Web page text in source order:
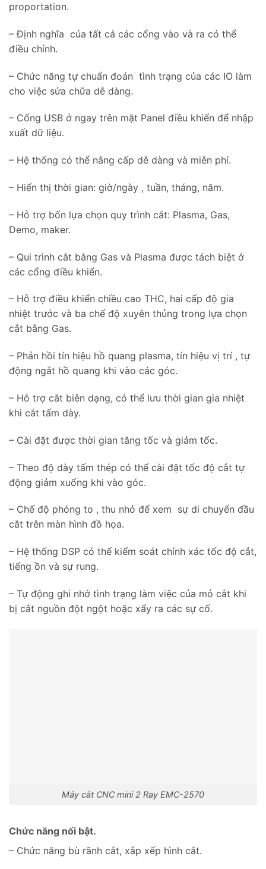
proportation.
– Định nghĩa của tất cả các cổng vào và ra có thể
điều chỉnh.
– Chức năng tự chuẩn đoán tình trạng của các IO làm
cho việc sửa chữa dễ dàng.
– Cổng USB ở ngay trên mặt Panel điều khiển để nhập
xuất dữ liệu.
– Hệ thống có thể nâng cấp dễ dàng và miễn phí.
– Hiển thị thời gian: giờ/ngày , tuần, tháng, năm.
– Hỗ trợ bốn lựa chọn quy trình cắt: Plasma, Gas,
Demo, maker.
– Qui trình cắt bằng Gas và Plasma được tách biệt ở
các cổng điều khiển.
– Hỗ trợ điều khiển chiều cao THC, hai cấp độ gia
nhiệt trước và ba chế độ xuyên thủng trong lựa chọn
cắt bằng Gas.
– Phản hồi tín hiệu hồ quang plasma, tín hiệu vị trí , tự
động ngắt hồ quang khi vào các góc.
– Hỗ trợ cắt biên dạng, có thể lưu thời gian gia nhiệt
khi cắt tấm dày.
– Cài đặt được thời gian tăng tốc và giảm tốc.
– Theo độ dày tấm thép có thể cài đặt tốc độ cắt tự
động giảm xuống khi vào góc.
– Chế độ phóng to , thu nhỏ để xem sự di chuyển đầu
cắt trên màn hình đồ họa.
– Hệ thống DSP có thể kiểm soát chính xác tốc độ cắt,
tiếng ồn và sự rung.
– Tự động ghi nhớ tình trạng làm việc của mỏ cắt khi
bị cắt nguồn đột ngột hoặc xẩy ra các sự cố.
Máy cắt CNC mini 2 Ray EMC-2570
Chức năng nổi bật.
– Chức năng bù rãnh cắt, xắp xếp hình cắt.